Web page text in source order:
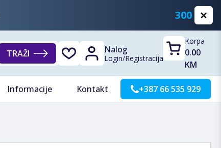
300 KM
TRAŽI Nalog
Login/Registracija
Korpa
0.00
KM
Informacije Kontakt +387 66 535 929